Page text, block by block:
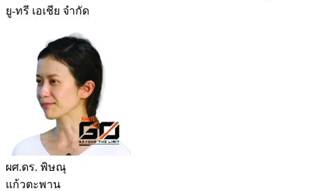
ยู-ทรี เอเชีย จำกัด
ผศ.ดร. พิษณุ
แก้วตะพาน